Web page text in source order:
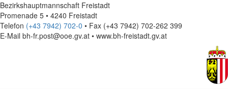
Bezirkshauptmannschaft Freistadt
Promenade 5 • 4240 Freistadt
Telefon (+43 7942) 702-0 • Fax (+43 7942) 702-262 399
E-Mail bh-fr.post@ooe.gv.at • www.bh-freistadt.gv.at